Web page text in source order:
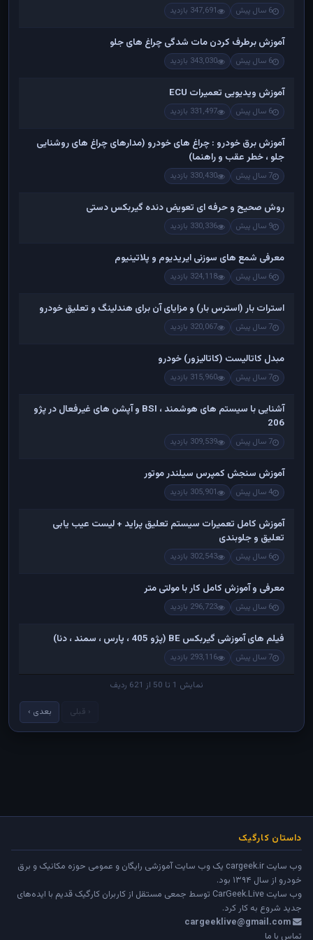
6 سال پیش 347,691 بازدید
آموزش برطرف کردن مات شدگی چراغ های جلو
6 سال پیش 343,030 بازدید
آموزش ویدیویی تعمیرات ECU
6 سال پیش 331,497 بازدید
آموزش برق خودرو : چراغ های خودرو (مدارهای چراغ های روشنایی
جلو ، خطر عقب و راهنما)
7 سال پیش 330,430 بازدید
روش صحیح و حرفه ای تعویض دنده گیربکس دستی
9 سال پیش 330,336 بازدید
معرفی شمع های سوزنی ایریدیوم و پلاتینیوم
6 سال پیش 324,118 بازدید
استرات بار (استرس بار) و مزایای آن برای هندلینگ و تعلیق خودرو
7 سال پیش 320,067 بازدید
مبدل کاتالیست (کاتالیزور) خودرو
7 سال پیش 315,960 بازدید
آشنایی با سیستم های هوشمند ، BSI و آپشن های غیرفعال در پژو
206
7 سال پیش 309,539 بازدید
آموزش سنجش کمپرس سیلندر موتور
4 سال پیش 305,901 بازدید
آموزش کامل تعمیرات سیستم تعلیق پراید + لیست عیب یابی
تعلیق و جلوبندی
6 سال پیش 302,543 بازدید
معرفی و آموزش کامل کار با مولتی متر
6 سال پیش 296,723 بازدید
فیلم های آموزشی گیربکس BE (پژو 405 ، پارس ، سمند ، دنا)
7 سال پیش 293,116 بازدید
نمایش 1 تا 50 از 621 ردیف
‹ قبلی بعدی ›
داستان کارگیک
وب سایت cargeek.ir یک وب سایت آموزشی رایگان و عمومی حوزه مکانیک و برق
خودرو از سال ۱۳۹۴ بود.
وب سایت CarGeek.Live توسط جمعی مستقل از کاربران کارگیک قدیم با ایده‌های
جدید شروع به کار کرد.
cargeeklive@gmail.com
تماس با ما